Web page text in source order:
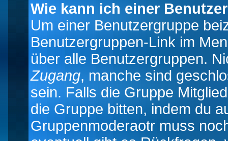
Wie kann ich einer
Um einer Benutzergruppe
Benutzergruppen-Link im
über alle Benutzergruppen.
Zugang, manche sind
sein. Falls die Gruppe
die Gruppe bitten, indem du
Gruppenmoderaotr muss